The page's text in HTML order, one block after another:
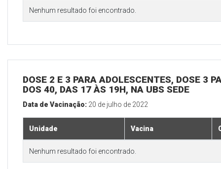
Nenhum resultado foi encontrado.
DOSE 2 E 3 PARA ADOLESCENTES, DOSE 3
DOS 40, DAS 17 ÀS 19H, NA UBS SEDE
Data de Vacinação: 20 de julho de 2022
Unidade Vacina
Nenhum resultado foi encontrado.